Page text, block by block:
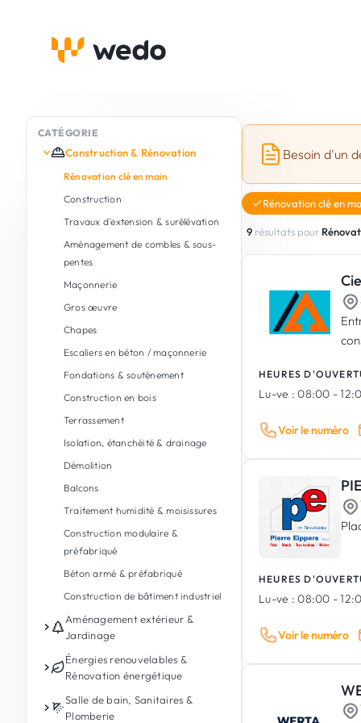
CATÉGORIE
Construction & Rénovation
Rénovation clé en main
Construction
Travaux d'extension & surélévation
Aménagement de combles & sous-
pentes
Maçonnerie
Gros œuvre
Chapes
Escaliers en béton / maçonnerie
Fondations & soutènement
Construction en bois
Terrassement
Isolation, étanchéité & drainage
Démolition
Balcons
Traitement humidité & moisissures
Construction modulaire &
préfabriqué
Béton armé & préfabriqué
Construction de bâtiment industriel
Aménagement extérieur &
Jardinage
Entretien de jardin
Conception de jardin & paysages
Aménagement extérieur
Énergies renouvelables &
Rénovation énergétique
Photovoltaïque
Salle de bain, Sanitaires &
Plomberie
Besoin d'un
Rénovation clé en
9 résultats pour
HEURES
Lu-ve : 08:00 -
Voir le numéro
HEURES
Lu-ve : 08:00 -
Voir le numéro